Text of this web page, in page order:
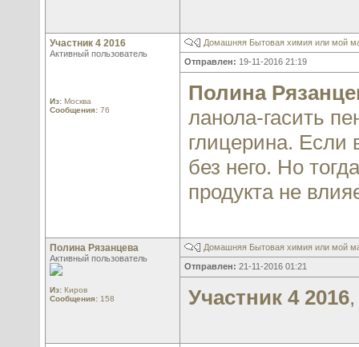
Участник 4 2016
Активный пользователь
Из: Москва
Сообщения: 76
Домашняя Бытовая химия или мой
Отправлен: 19-11-2016 21:19
Полина
ланола-гасить
глицерина. Если
без него. Но
продукта не
Полина Рязанцева
Активный пользователь
Из: Киров
Сообщения: 158
Домашняя Бытовая химия или мой
Отправлен: 21-11-2016 01:21
Участник 4 2016